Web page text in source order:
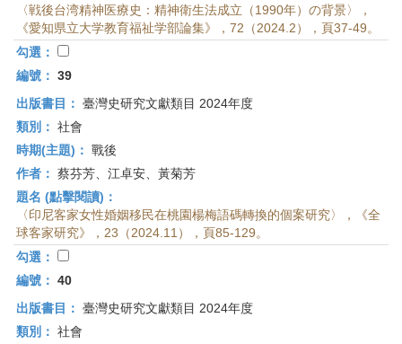
〈戦後台湾精神医療史：精神衛生法成立（1990年）の背景〉，
《愛知県立大学教育福祉学部論集》，72（2024.2），頁37-49。
勾選：
編號： 39
出版書目： 臺灣史研究文獻類目 2024年度
類別： 社會
時期(主題)： 戰後
作者： 蔡芬芳、江卓安、黃菊芳
題名 (點擊閱讀)：
〈印尼客家女性婚姻移民在桃園楊梅語碼轉換的個案研究〉，《全
球客家研究》，23（2024.11），頁85-129。
勾選：
編號： 40
出版書目： 臺灣史研究文獻類目 2024年度
類別： 社會